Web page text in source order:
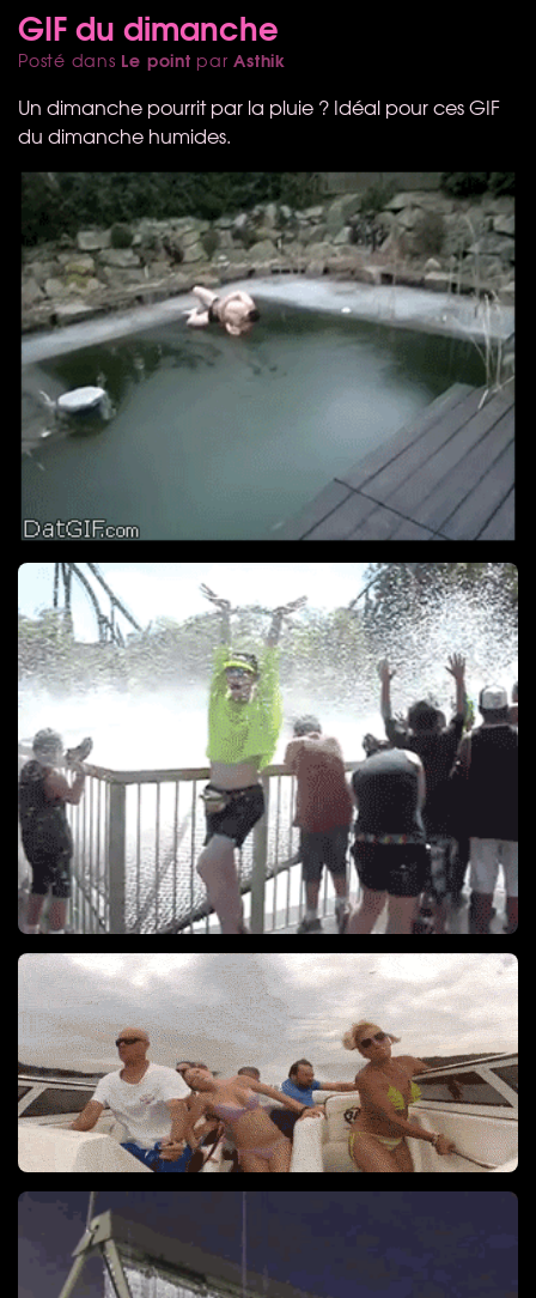
GIF du dimanche
Posté dans Le point parAsthik
Un dimanche pourrit par la pluie ? Idéal pour cesGIF
du dimanche humides.